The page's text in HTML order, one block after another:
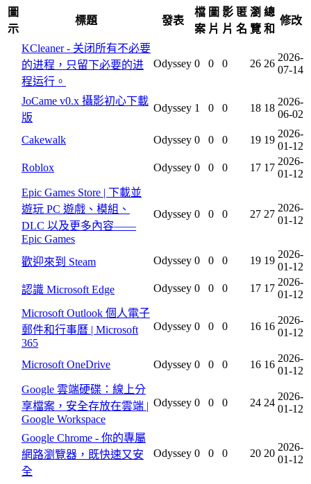
圖
示
標題 發表
檔
案
圖
片
影
片
匿
名
瀏
覽
總
和
修改
KCleaner - 关闭所有不必要
的进程，只留下必要的进
程运行。
Odyssey 0 0 0 26 26
2026-
07-14
JoCame v0.x 攝影初心下載
版
Odyssey 1 0 0 18 18
2026-
06-02
Cakewalk Odyssey 0 0 0 19 19
2026-
01-12
Roblox
Odyssey 0 0 0 17 17
2026-
01-12
Epic Games Store | 下載並
遊玩 PC 遊戲、模組、
DLC 以及更多內容——
Epic Games
Odyssey 0 0 0 27 27
2026-
01-12
歡迎來到 Steam Odyssey 0 0 0 19 19
2026-
01-12
認識 Microsoft Edge
Odyssey 0 0 0 17 17
2026-
01-12
Microsoft Outlook 個人電子
郵件和行事曆 | Microsoft
365
Odyssey 0 0 0 16 16
2026-
01-12
Microsoft OneDrive Odyssey 0 0 0 16 16
2026-
01-12
Google 雲端硬碟：線上分
享檔案，安全存放在雲端 |
Google Workspace
Odyssey 0 0 0 24 24
2026-
01-12
Google Chrome - 你的專屬
網路瀏覽器，既快速又安
全
Odyssey 0 0 0 20 20
2026-
01-12